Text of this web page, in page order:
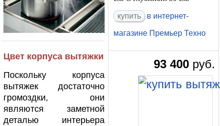
Цвет корпуса вытяжки
Поскольку корпуса
вытяжек достаточно
громоздки, они
являются заметной
деталью интерьера
в интернет-
магазине Премьер Техно
93 400 руб.